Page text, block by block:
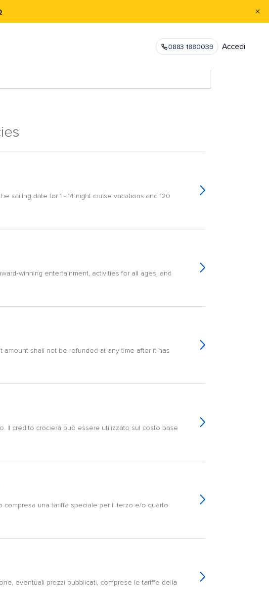
0883 1880039 Accedi
sailing date for 1 - 14 night cruise vacations and 120
entertainment, activities for all ages, and
shall not be refunded at any time after it has
Il credito crociera può essere utilizzato sul costo base
una tariffa speciale per il terzo e/o quarto
eventuali prezzi pubblicati, comprese le tariffe della